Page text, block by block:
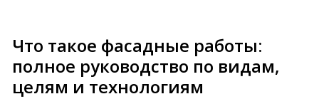
Что такое фасадные работы:
полное руководство по видам,
целям и технологиям